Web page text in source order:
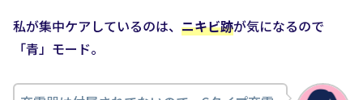
私が集中ケアしているのは、 ニキビ跡が気になるので
「青」モード。